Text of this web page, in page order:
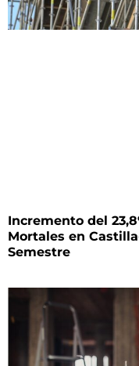
Incremento del
Mortales en
Semestre